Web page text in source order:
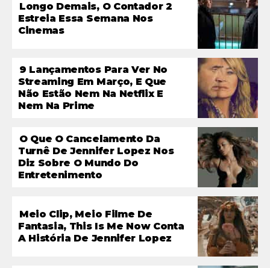
Longo Demais, O Contador 2
Estreia Essa Semana Nos
Cinemas
9 Lançamentos Para Ver No
Streaming Em Março, E Que
Não Estão Nem Na Netflix E
Nem Na Prime
O Que O Cancelamento Da
Turnê De Jennifer Lopez Nos
Diz Sobre O Mundo Do
Entretenimento
Meio Clip, Meio Filme De
Fantasia, This Is Me Now Conta
A História De Jennifer Lopez